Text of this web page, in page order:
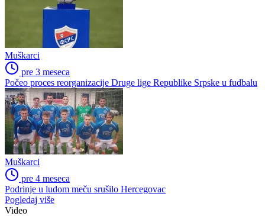
Muškarci
pre 3 meseca
Počeo proces reorganizacije Druge lige Republike Srpske u fudbalu
Muškarci
pre 4 meseca
Podrinje u ludom meču srušilo Hercegovac
Pogledaj više
Video